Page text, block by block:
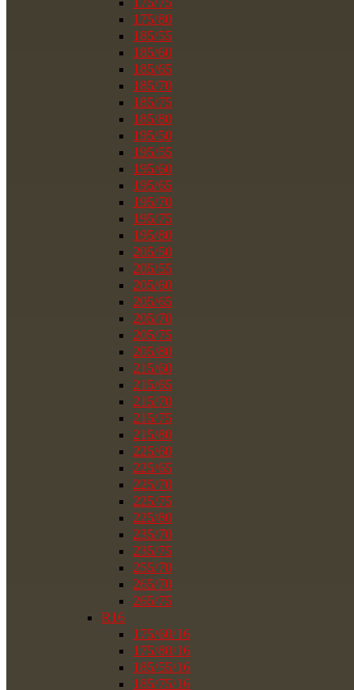
175/80
185/55
185/60
185/65
185/70
185/75
185/80
195/50
195/55
195/60
195/65
195/70
195/75
195/80
205/50
205/55
205/60
205/65
205/70
205/75
205/80
215/60
215/65
215/70
215/75
215/80
225/60
225/65
225/70
225/75
225/80
235/70
235/75
255/70
265/70
265/75
R16
175/60/16
175/80/16
185/55/16
185/75/16